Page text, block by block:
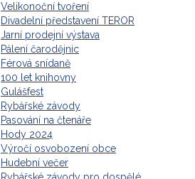
Velikonoční tvoření
Divadelní představení TEROR
Jarní prodejní výstava
Pálení čarodějnic
Férová snídaně
100 let knihovny
Gulášfest
Rybářské závody
Pasování na čtenáře
Hody 2024
Výročí osvobození obce
Hudební večer